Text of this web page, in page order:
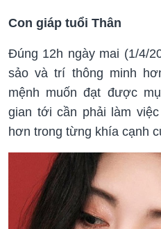
Con giáp tuổi Thân
Đúng 12h ngày mai (1/4/
sảo và trí thông minh
mệnh muốn đạt được
gian tới cần phải làm
hơn trong từng khía cạnh